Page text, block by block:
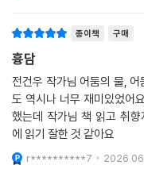
가고 있으리라. (…) 그렇다면
람에게서 저 사람에게로 옮
하는 게 가장 좋은 방법이
《흉담》은 내 실제 경험담
에 없는 현상에 시달린 건 사
히 지어낸 것이다. 내가 들었
종이책 구매
흉담
전건우 작가님 어둠의 물,
도 역시나 너무 재미있었어
했는데 작가님 책 읽고 취
에 읽기 잘한 것 같아요
r**********7